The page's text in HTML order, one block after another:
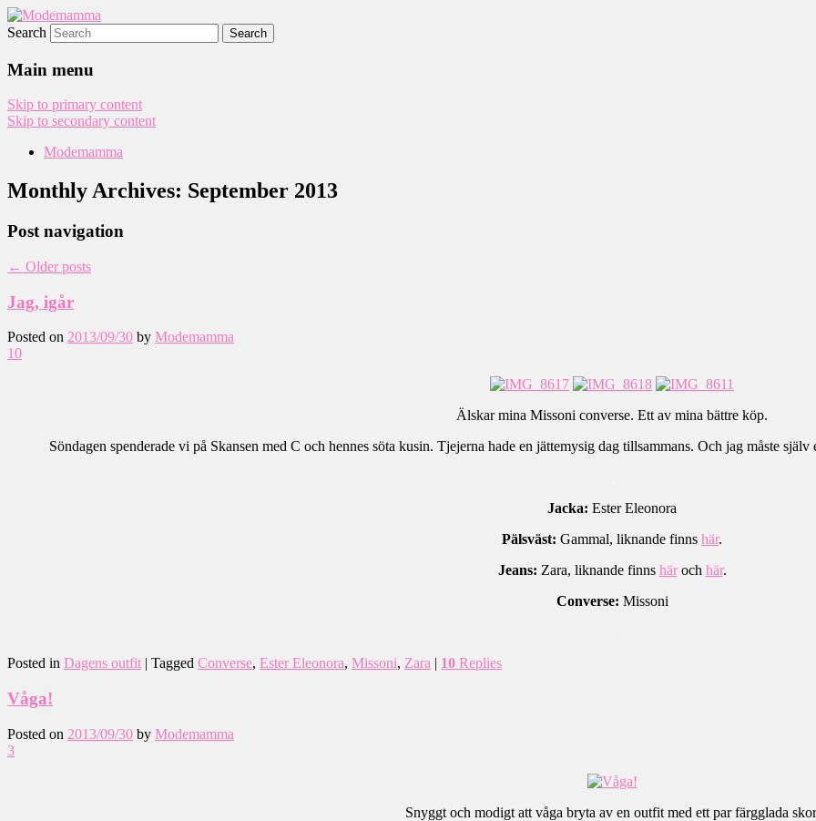
Modemamma
Search
Main menu
Skip to primary content
Skip to secondary content
Modemamma
Monthly Archives: September 2013
Post navigation
← Older posts
Jag, igår
Posted on 2013/09/30 by Modemamma
10
Älskar mina Missoni converse. Ett av mina bättre köp.
Söndagen spenderade vi på Skansen med C och hennes söta kusin. Tjejerna hade en jättemysig dag tillsammans. Och jag måste
Jacka: Ester Eleonora
Pälsväst: Gammal, liknande finns här.
Jeans: Zara, liknande finns häroch här.
Converse: Missoni
Posted in Dagens outfit | Tagged Converse, Ester Eleonora, Missoni, Zara | 10 Replies
Våga!
Posted on 2013/09/30 by Modemamma
3
Snyggt och modigt att våga bryta av en outfit med ett par färgglada